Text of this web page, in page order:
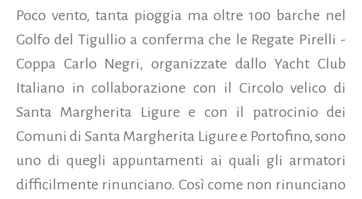
Poco vento, tanta pioggia ma oltre 100 barche nel
Golfo del Tigullio a conferma che le Regate Pirelli -
Coppa Carlo Negri, organizzate dallo Yacht Club
Italiano in collaborazione con il Circolo velico di
Santa Margherita Ligure e con il patrocinio dei
Comuni di Santa Margherita Ligure e Portofino, sono
uno di quegli appuntamenti ai quali gli armatori
difficilmente rinunciano. Così come non rinunciano